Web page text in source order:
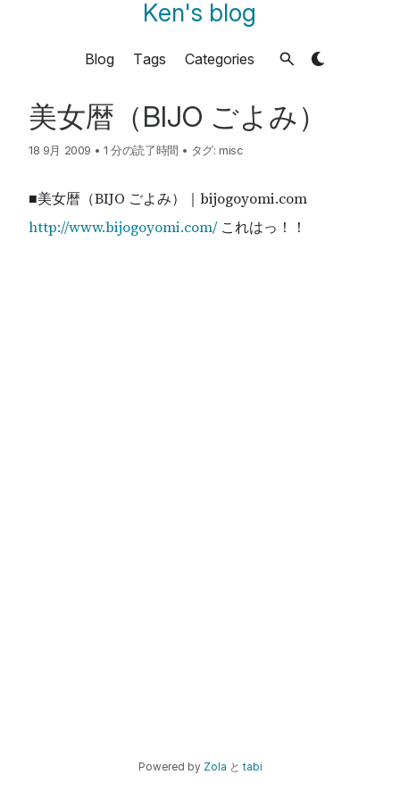
Ken's blog
Blog Tags Categories
美女暦（BIJO ごよみ）
18 9月 2009 • 1 分の読了時間 • タグ:misc
■美女暦（BIJO ごよみ）｜bijogoyomi.com
http://www.bijogoyomi.com/これはっ！！
Powered by Zola と tabi